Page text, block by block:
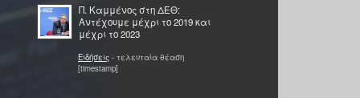
Π. Καμμένος στη ΔΕΘ:
Αντέχουμε μέχρι το 2019 και
μέχρι το 2023
Ειδήσεις - τελευταία θέαση
[timestamp]